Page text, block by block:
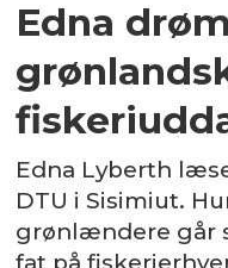
Edna
Edna Lyberth
DTU i Sisimiut.
grønlændere går
fat på